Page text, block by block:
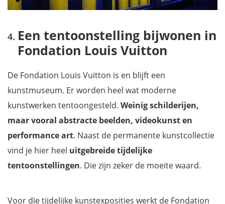
Een tentoonstelling bijwonen in
Fondation Louis Vuitton
De Fondation Louis Vuitton is en blijft een
kunstmuseum. Er worden heel wat moderne
kunstwerken tentoongesteld. Weinig schilderijen,
maar vooral abstracte beelden, videokunst en
performance art. Naast de permanente kunstcollectie
vind je hier heel uitgebreide tijdelijke
tentoonstellingen. Die zijn zeker de moeite waard.
Voor die tijdelijke kunstexposities werkt de Fondation